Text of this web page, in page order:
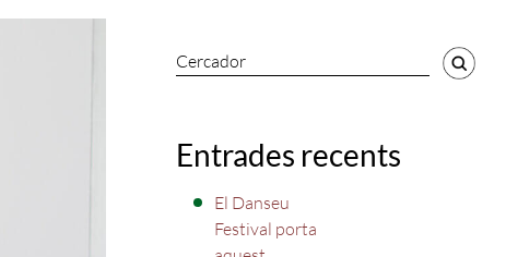
Cercador
Entrades recents
El Danseu
Festival porta